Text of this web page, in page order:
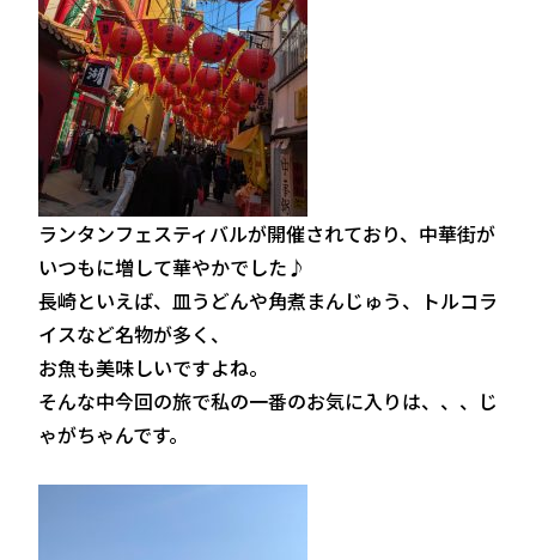
ランタンフェスティバルが開催されており、中華街が
いつもに増して華やかでした♪
長崎といえば、皿うどんや角煮まんじゅう、トルコラ
イスなど名物が多く、
お魚も美味しいですよね。
そんな中今回の旅で私の一番のお気に入りは、、、じ
ゃがちゃんです。